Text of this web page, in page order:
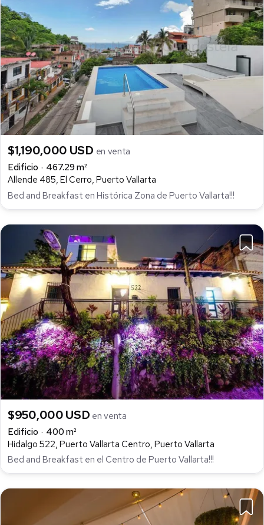
$1,190,000 USD en venta
Edificio
467.29 m²
Allende 485, El Cerro, Puerto Vallarta
Bed and Breakfast en Histórica Zona de Puerto Vallarta!!!
$950,000 USD en venta
Edificio
400 m²
Hidalgo 522, Puerto Vallarta Centro, Puerto Vallarta
Bed and Breakfast en el Centro de Puerto Vallarta!!!